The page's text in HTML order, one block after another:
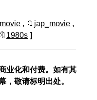
movie , 🔖 jap_movie ,
1980s ]
业化和付费。如有其
，敬请标明出处。